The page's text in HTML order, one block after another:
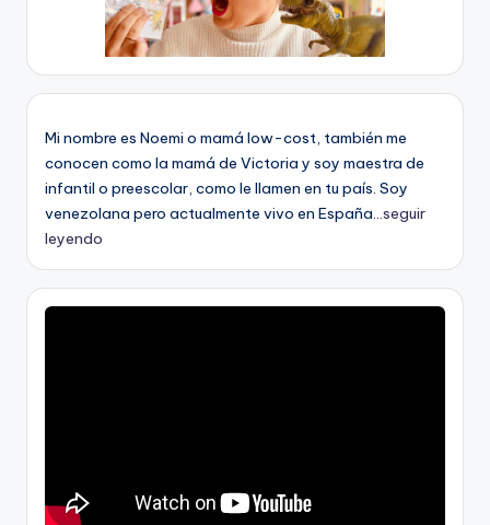
Mi nombre es Noemi o mamá low-cost, también me
conocen como la mamá de Victoria y soy maestra de
infantil o preescolar, como le llamen en tu país. Soy
venezolana pero actualmente vivo en España...seguir
leyendo